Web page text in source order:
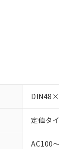
定値タ
AC100